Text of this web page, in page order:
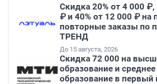
Скидка 20% от 4 000 ₽,
₽ и 40% от 12 000 ₽ на
повторные заказы по
ТРЕНД
До 15 августа, 2026
Скидка 72 000 на
образование и
образование в первый